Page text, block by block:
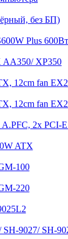
без БП)
Plus 600Вт
AA350/ XP350
12cm fan
12cm fan
2x PCI-
ATX
100
220
9027/ SH-